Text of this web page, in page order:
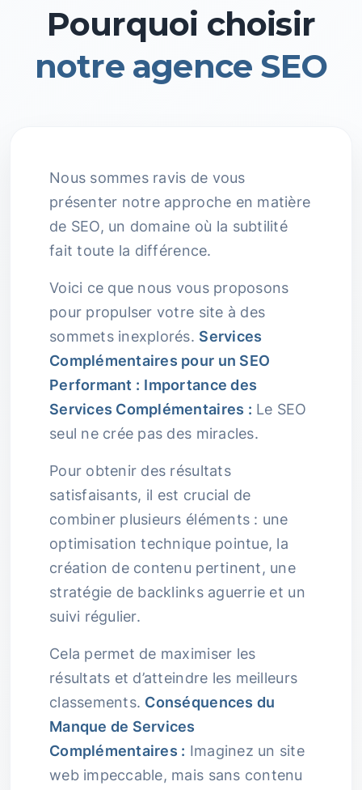
Pourquoi choisir
notre agence SEO
Nous sommes ravis de vous
présenter notre approche en matière
de SEO, un domaine où la subtilité
fait toute la différence.
Voici ce que nous vous proposons
pour propulser votre site à des
sommets inexplorés. Services
Complémentaires pour un SEO
Performant : Importance des
Services Complémentaires : Le SEO
seul ne crée pas des miracles.
Pour obtenir des résultats
satisfaisants, il est crucial de
combiner plusieurs éléments : une
optimisation technique pointue, la
création de contenu pertinent, une
stratégie de backlinks aguerrie et un
suivi régulier.
Cela permet de maximiser les
résultats et d’atteindre les meilleurs
classements. Conséquences du
Manque de Services
Complémentaires : Imaginez un site
web impeccable, mais sans contenu